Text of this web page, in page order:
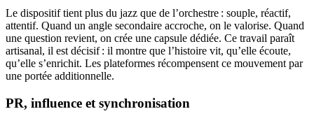
Le dispositif tient plus du jazz que de l’orchestre : souple, réactif,
attentif. Quand un angle secondaire accroche, on le valorise. Quand
une question revient, on crée une capsule dédiée. Ce travail paraît
artisanal, il est décisif : il montre que l’histoire vit, qu’elle écoute,
qu’elle s’enrichit. Les plateformes récompensent ce mouvement par
une portée additionnelle.
PR, influence et synchronisation